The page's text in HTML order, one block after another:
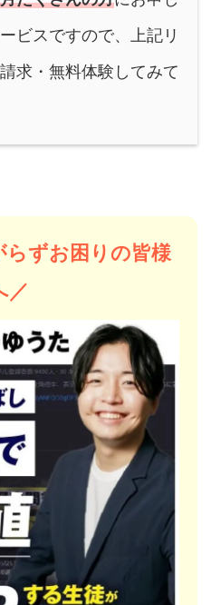
ビスですので、上記リ
求・無料体験してみて
らずお困りの皆様
／